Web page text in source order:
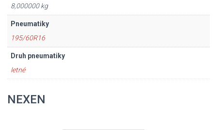
8,000000 kg
Pneumatiky
195/60R16
Druh pneumatiky
letné
NEXEN